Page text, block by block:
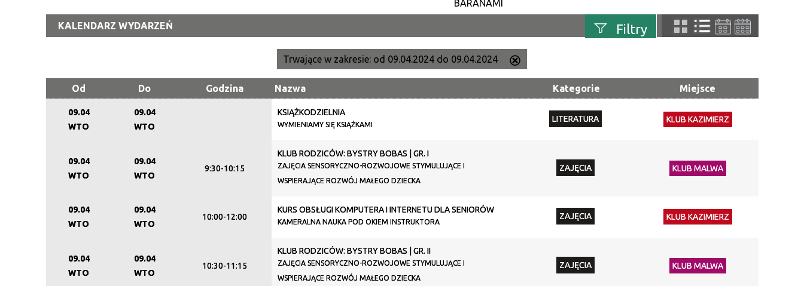
BARANAMI
–
KALENDARZ WYDARZEŃ Filtry
Kategoria
Trwające w
Miejsce
Promowane
Trwające w zakresie: od 09.04.2024 do 09.04.2024
ten
Od Do Godzina Nazwa Kategorie Miejsce
09.04
WTO
09.04
WTO
KSIĄŻKODZIELNIA
WYMIENIAMY SIĘ KSIĄŻKAMI
LITERATURA KLUB KAZIMIERZ
09.04
WTO
09.04
WTO
9:30-10:15
KLUB RODZICÓW: BYSTRY BOBAS | GR. I
ZAJĘCIA SENSORYCZNO-ROZWOJOWE STYMULUJĄCE I
WSPIERAJĄCE ROZWÓJ MAŁEGO DZIECKA
ZAJĘCIA KLUB MALWA
09.04
WTO
09.04
WTO
10:00-12:00
KURS OBSŁUGI KOMPUTERA I INTERNETU DLA SENIORÓW
KAMERALNA NAUKA POD OKIEM INSTRUKTORA
ZAJĘCIA KLUB KAZIMIERZ
09.04
WTO
09.04
WTO
10:30-11:15
KLUB RODZICÓW: BYSTRY BOBAS | GR. II
ZAJĘCIA SENSORYCZNO-ROZWOJOWE STYMULUJĄCE I
WSPIERAJĄCE ROZWÓJ MAŁEGO DZIECKA
ZAJĘCIA KLUB MALWA